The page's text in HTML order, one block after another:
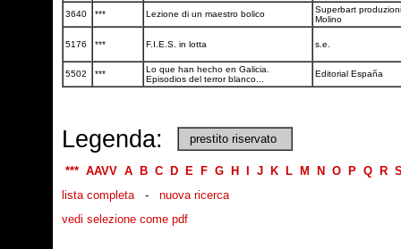
3640 *** Lezione di un maestro bolico
Superbart
Molino
5176 *** F.I.E.S. in lotta s.e.
5502 ***
Lo que han hecho en Galicia.
Episodios del terror blanco...
Editorial España
Legenda: prestito riservato
*** AAVV A B C D E F G H J K L M N O P Q R
lista completa- nuova ricerca
vedi selezione come pdf